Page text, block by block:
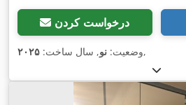
درخواست کردن
وضعیت: نو, سال ساخت: ۲۰۲۵ ,